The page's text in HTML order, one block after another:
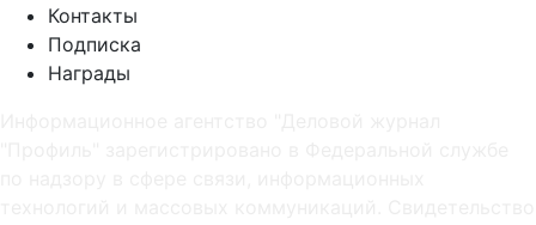
Контакты
Подписка
Награды